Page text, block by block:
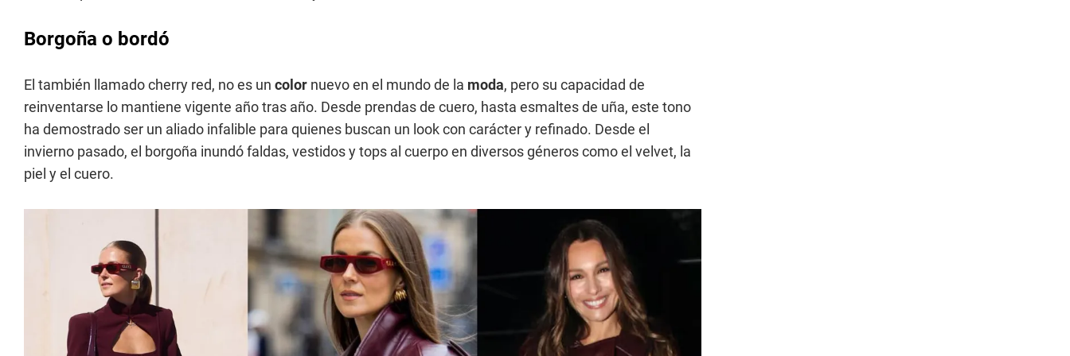
Borgoña o bordó
El también llamado cherry red, no es un color nuevo en el mundo de la moda, pero su capacidad de
reinventarse lo mantiene vigente año tras año. Desde prendas de cuero, hasta esmaltes de uña, este tono
ha demostrado ser un aliado infalible para quienes buscan un look con carácter y refinado. Desde el
invierno pasado, el borgoña inundó faldas, vestidos y tops al cuerpo en diversos géneros como el velvet, la
piel y el cuero.